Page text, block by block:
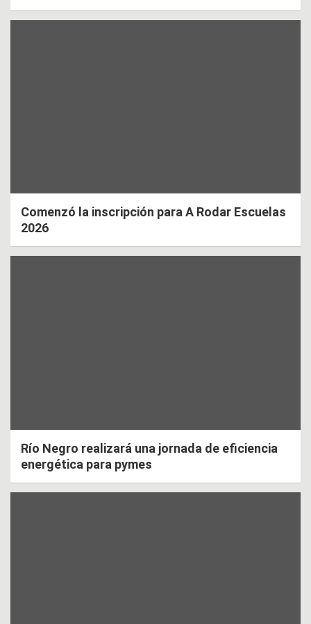
Comenzó la inscripción para A Rodar Escuelas
2026
Río Negro realizará una jornada de eficiencia
energética para pymes